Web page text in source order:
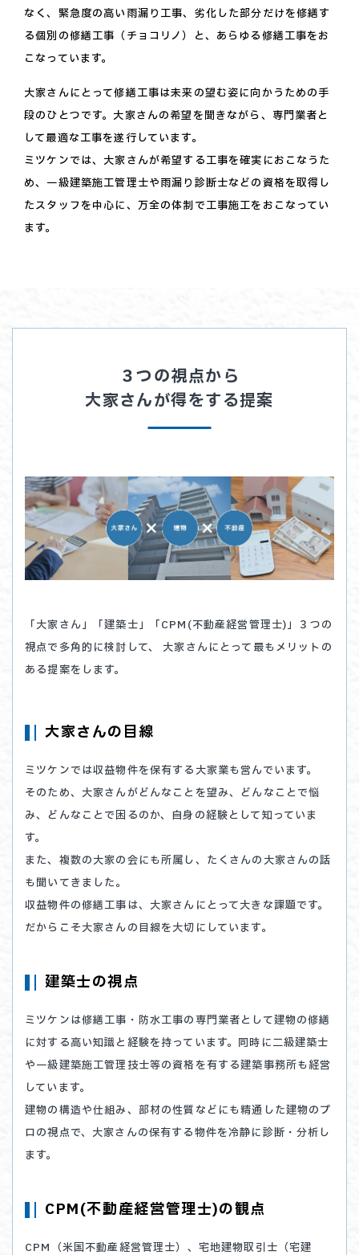
なく、緊急度の高い雨漏り工事、劣化した部分だけを修繕す
る個別の修繕工事（チョコリノ）と、あらゆる修繕工事をお
こなっています。
大家さんにとって修繕工事は未来の望む姿に向かうための手
段のひとつです。大家さんの希望を聞きながら、専門業者と
して最適な工事を遂行しています。
ミツケンでは、大家さんが希望する工事を確実におこなうた
め、一級建築施工管理士や雨漏り診断士などの資格を取得し
たスタッフを中心に、万全の体制で工事施工をおこなってい
ます。
３つの視点から
大家さんが得をする提案
「大家さん」「建築士」「CPM(不動産経営管理士)」３つの
視点で多角的に検討して、
大家さんにとって最もメリットの
ある提案をします。
大家さんの目線
ミツケンでは収益物件を保有する大家業も営んでいます。
そのため、大家さんがどんなことを望み、どんなことで悩
み、どんなことで困るのか、自身の経験として知っていま
す。
また、複数の大家の会にも所属し、たくさんの大家さんの話
も聞いてきました。
収益物件の修繕工事は、大家さんにとって大きな課題です。
だからこそ大家さんの目線を大切にしています。
建築士の視点
ミツケンは修繕工事・防水工事の専門業者として建物の修繕
に対する高い知識と経験を持っています。同時に二級建築士
や一級建築施工管理技士等の資格を有する建築事務所も経営
しています。
建物の構造や仕組み、部材の性質などにも精通した建物のプ
ロの視点で、大家さんの保有する物件を冷静に診断・分析し
ます。
CPM(不動産経営管理士)の観点
CPM（米国不動産経営管理士）、宅地建物取引士（宅建